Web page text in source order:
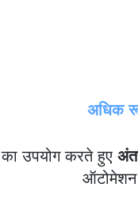
अधिक
का उपयोग करते हुए